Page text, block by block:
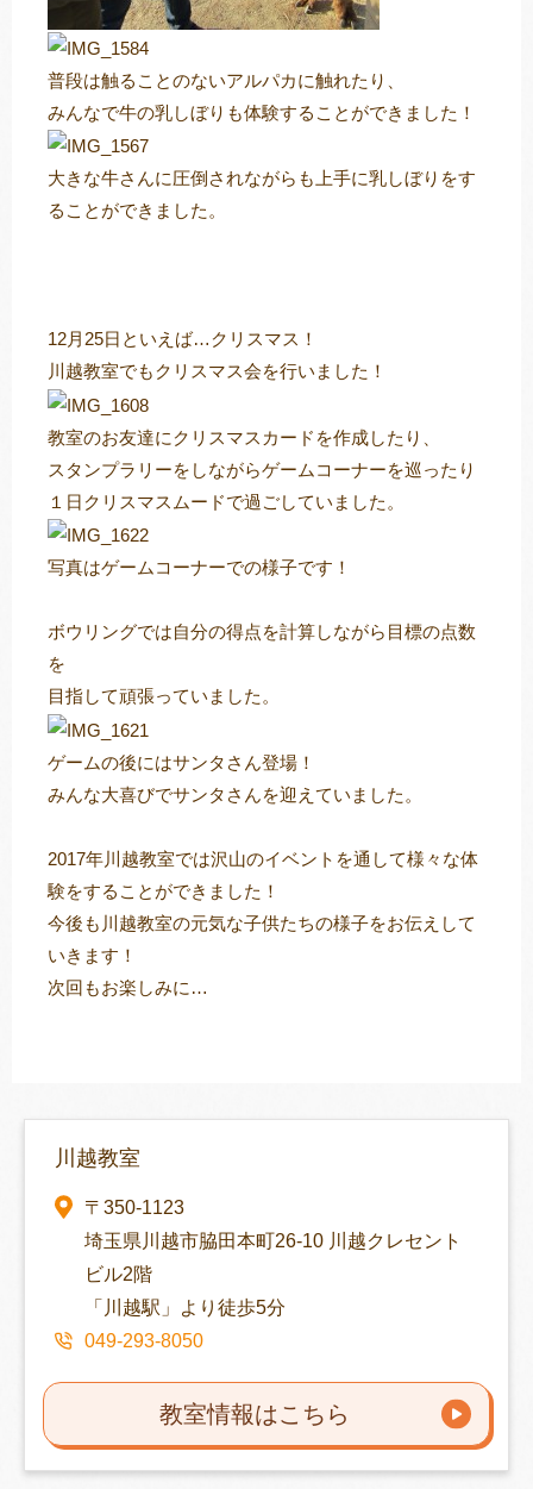
普段は触ることのないアルパカに触れたり、
みんなで牛の乳しぼりも体験することができました！
大きな牛さんに圧倒されながらも上手に乳しぼりをす
ることができました。
12月25日といえば…クリスマス！
川越教室でもクリスマス会を行いました！
教室のお友達にクリスマスカードを作成したり、
スタンプラリーをしながらゲームコーナーを巡ったり
１日クリスマスムードで過ごしていました。
写真はゲームコーナーでの様子です！
ボウリングでは自分の得点を計算しながら目標の点数
を
目指して頑張っていました。
ゲームの後にはサンタさん登場！
みんな大喜びでサンタさんを迎えていました。
2017年川越教室では沢山のイベントを通して様々な体
験をすることができました！
今後も川越教室の元気な子供たちの様子をお伝えして
いきます！
次回もお楽しみに…
川越教室
〒350-1123
埼玉県川越市脇田本町26-10 川越クレセント
ビル2階
「川越駅」より徒歩5分
049-293-8050
教室情報はこちら